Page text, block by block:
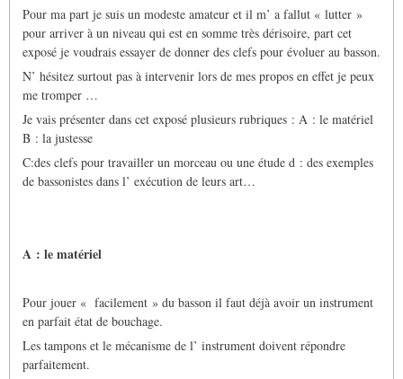
Pour ma part je suis un modeste amateur et il m’ a fallut « lutter »
pour arriver à un niveau qui est en somme très dérisoire, part cet
exposé je voudrais essayer de donner des clefs pour évoluer au basson.
N’ hésitez surtout pas à intervenir lors de mes propos en effet je peux
me tromper …
Je vais présenter dans cet exposé plusieurs rubriques : A : le matériel
B : la justesse
C:des clefs pour travailler un morceau ou une étude d : des exemples
de bassonistes dans l’ exécution de leurs art…
A : le matériel
Pour jouer « facilement » du basson il faut déjà avoir un instrument
en parfait état de bouchage.
Les tampons et le mécanisme de l’ instrument doivent répondre
parfaitement.